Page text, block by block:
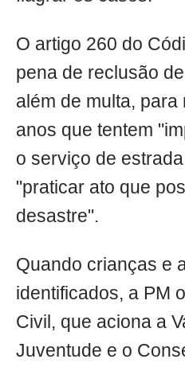
O artigo 260 do
pena de reclusão
além de multa, para
anos que tentem
o serviço de
"praticar ato que
desastre".
Quando crianças e
identificados, a PM
Civil, que aciona a
Juventude e o